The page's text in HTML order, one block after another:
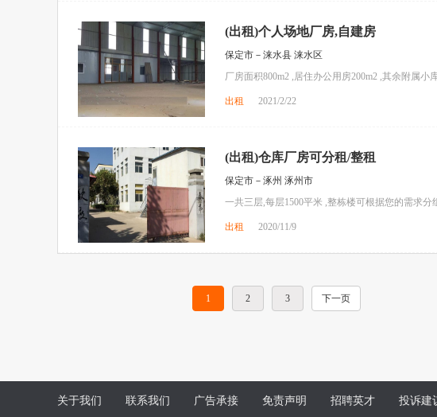
(出租)个人场地厂房,自建房
保定市－涞水县 涞水区
厂房面积800m2 ,居住办公用房200m2 ,其余附属小
出租 2021/2/22
(出租)仓库厂房可分租/整租
保定市－涿州 涿州市
一共三层,每层1500平米 ,整栋楼可根据您的需求分
出租 2020/11/9
1 2 3 下一页
关于我们 联系我们 广告承接 免责声明 招聘英才 投诉建